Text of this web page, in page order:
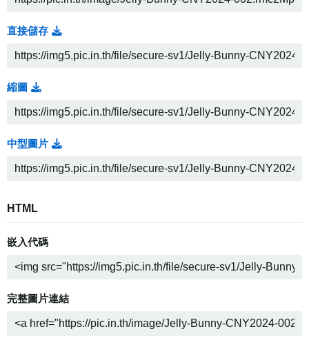
直接儲存
縮圖
中型圖片
HTML
嵌入代碼
完整圖片連結